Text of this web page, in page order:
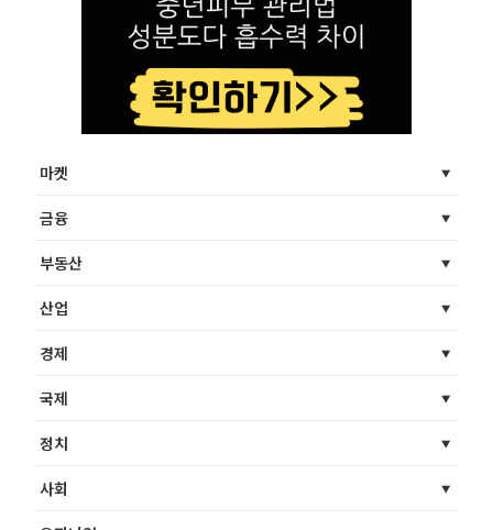
마켓
금융
부동산
산업
경제
국제
정치
사회